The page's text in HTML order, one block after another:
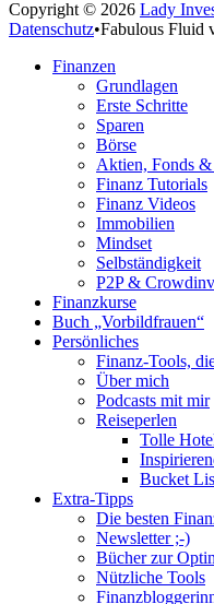
Copyright © 2026 Lady
Datenschutz•Fabulous Fluid
oben
Finanzen
Grundlagen
Erste Schritte
Sparen
Börse
Aktien, Fonds
Finanz Tutorials
Finanz Videos
Immobilien
Mindset
Selbständigkeit
P2P &
Finanzkurse
Buch „Vorbildfrauen“
Persönliches
Finanz-Tools,
Über mich
Podcasts mit mir
Reiseperlen
Tolle
Bucket
Extra-Tipps
Die besten
Newsletter ;-)
Bücher zur
Nützliche Tools